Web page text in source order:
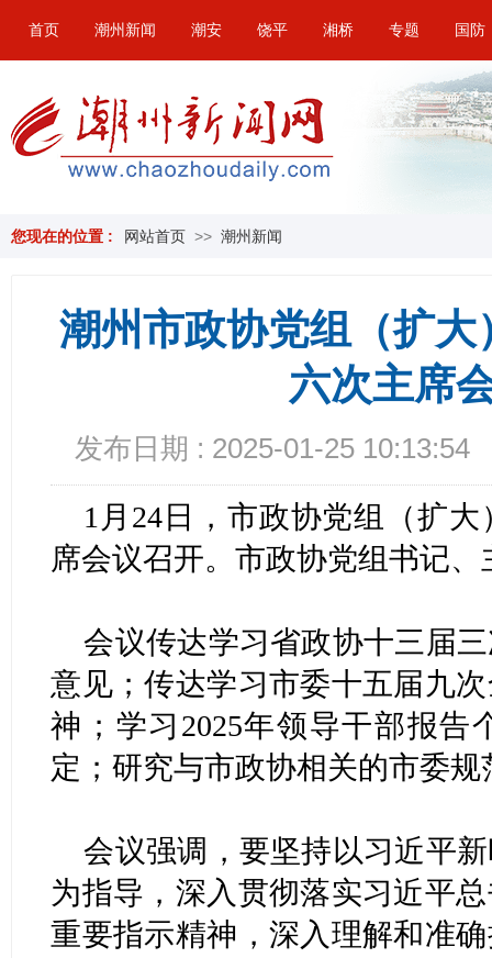
首页 潮州新闻 潮安 饶平 湘桥 专题 国防
您现在的位置 : 网站首页 >> 潮州新闻
潮州市政协党组（扩
六次主席
发布日期 : 2025-01-25 10:13:54
1月24日，市政协党组（扩
席会议召开。市政协党组书记
会议传达学习省政协十三届
意见；传达学习市委十五届九
神；学习2025年领导干部报告
定；研究与市政协相关的市委
会议强调，要坚持以习近平
为指导，深入贯彻落实习近平
重要指示精神，深入理解和准